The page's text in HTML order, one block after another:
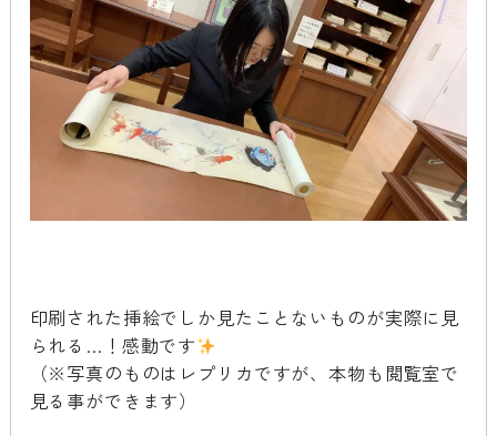
印刷された挿絵でしか見たことないものが実際に見
られる…！感動です
（※写真のものはレプリカですが、本物も閲覧室で
見る事ができます）